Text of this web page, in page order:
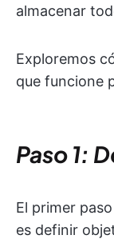
almacenar
Exploremos
que funcione
Paso 1:
El primer
es definir